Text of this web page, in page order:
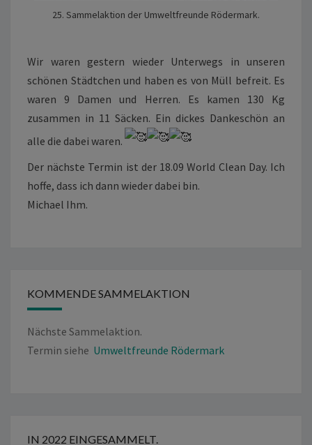
25. Sammelaktion der Umweltfreunde Rödermark.
Wir waren gestern wieder Unterwegs in unseren
schönen Städtchen und haben es von Müll befreit. Es
waren 9 Damen und Herren. Es kamen 130 Kg
zusammen in 11 Säcken. Ein dickes Dankeschön an
alle die dabei waren.
Der nächste Termin ist der 18.09 World Clean Day. Ich
hoffe, dass ich dann wieder dabei bin.
Michael Ihm.
KOMMENDE SAMMELAKTION
Nächste Sammelaktion.
Termin siehe Umweltfreunde Rödermark
IN 2022 EINGESAMMELT.